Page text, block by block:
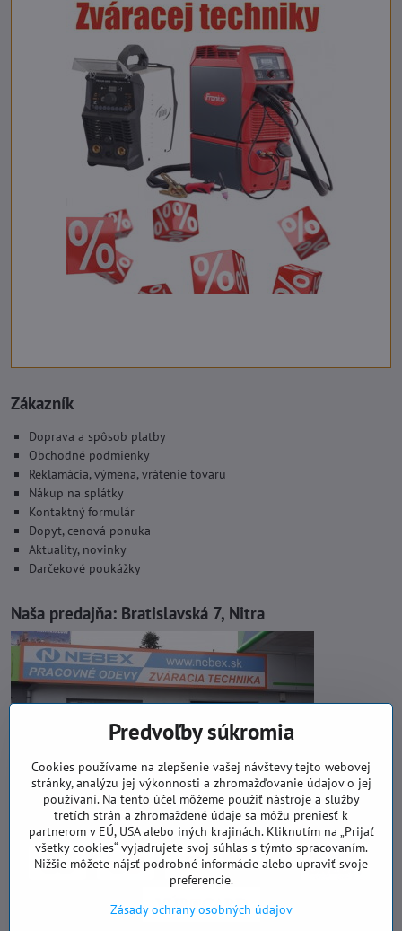
Zákazník
Doprava a spôsob platby
Obchodné podmienky
Reklamácia, výmena, vrátenie tovaru
Nákup na splátky
Kontaktný formulár
Dopyt, cenová ponuka
Aktuality, novinky
Darčekové poukážky
Naša predajňa: Bratislavská 7, Nitra
Predvoľby súkromia
Cookies používame na zlepšenie vašej návštevy tejto webovej
stránky, analýzu jej výkonnosti a zhromažďovanie údajov o jej
používaní. Na tento účel môžeme použiť nástroje a služby
tretích strán a zhromaždené údaje sa môžu preniesť k
partnerom v EÚ, USA alebo iných krajinách. Kliknutím na „Prijať
všetky cookies“ vyjadrujete svoj súhlas s týmto spracovaním.
Nižšie môžete nájsť podrobné informácie alebo upraviť svoje
preferencie.
Zásady ochrany osobných údajov